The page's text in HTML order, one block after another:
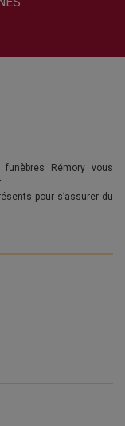
Rémory vous
pour s’assurer du